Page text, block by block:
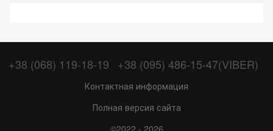
+38 (068) 119-18-19 +38 (095) 486-15-47(VIBER)
Контактная информация
Полная версия сайта
©2022 - 2026